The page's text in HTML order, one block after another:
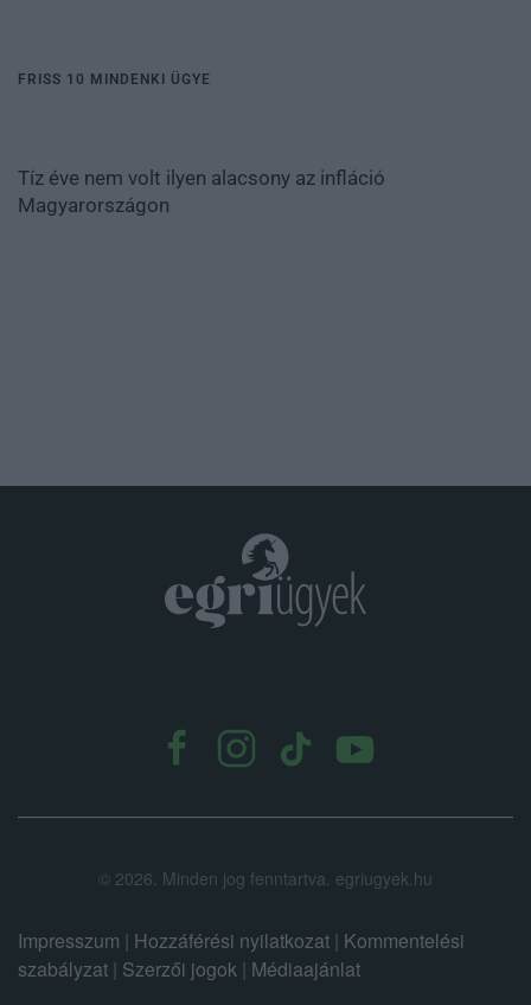
FRISS 10 MINDENKI ÜGYE
Tíz éve nem volt ilyen alacsony az infláció
Magyarországon
© 2026. Minden jog fenntartva. egriugyek.hu
Impresszum | Hozzáférési nyilatkozat | Kommentelési
szabályzat | Szerzői jogok | Médiaajánlat